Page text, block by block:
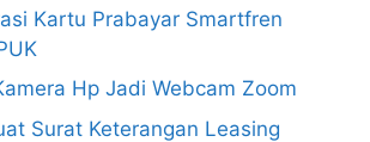
Kartu Prabayar Smartfren
Hp Jadi Webcam Zoom
Surat Keterangan Leasing